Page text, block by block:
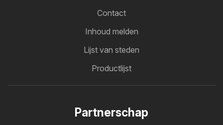
Contact
Inhoud melden
Lijst van steden
Productlijst
Partnerschap